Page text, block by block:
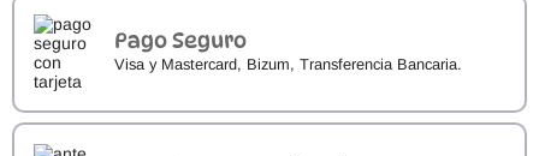
Pago Seguro
Visa y Mastercard, Bizum, Transferencia Bancaria.